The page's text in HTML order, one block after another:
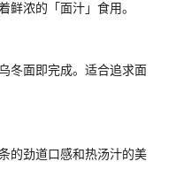
鲜浓的「面汁」食用。
冬面即完成。适合追求面
的劲道口感和热汤汁的美